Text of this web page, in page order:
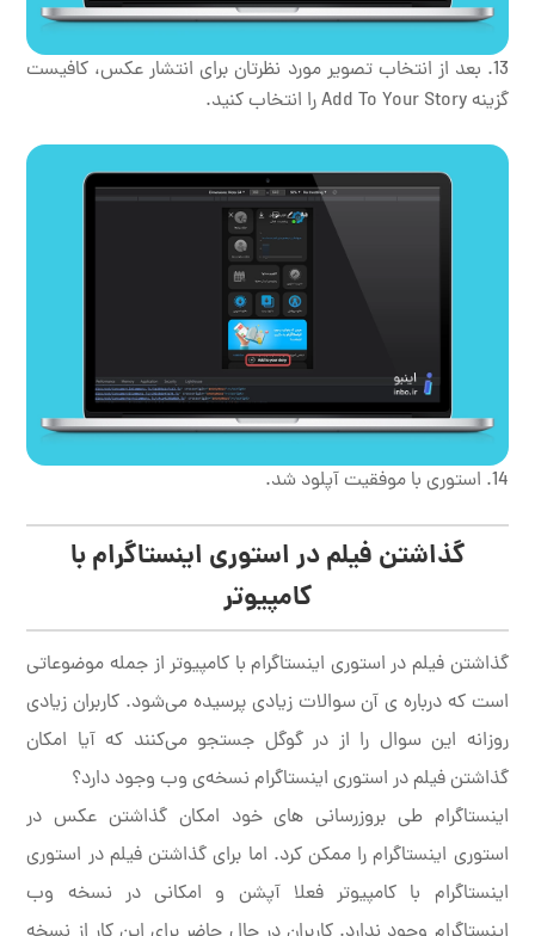
بعد از انتخاب تصویر مورد نظرتان برای انتشار عکس، کافیست
گزینه Add To Your Story را انتخاب کنید.
استوری با موفقیت آپلود شد.
گذاشتن فیلم در استوری اینستاگرام با
کامپیوتر
گذاشتن فیلم در استوری اینستاگرام با کامپیوتر از جمله موضوعاتی
است که درباره ی آن سوالات زیادی پرسیده می‌شود. کاربران زیادی
روزانه این سوال را از در گوگل جستجو می‌کنند که آیا امکان
گذاشتن فیلم در استوری اینستاگرام نسخه‌ی وب وجود دارد؟
اینستاگرام طی بروزرسانی های خود امکان گذاشتن عکس در
استوری اینستاگرام را ممکن کرد. اما برای گذاشتن فیلم در استوری
اینستاگرام با کامپیوتر فعلا آپشن و امکانی در نسخه وب